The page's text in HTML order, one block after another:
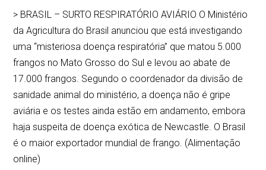
> BRASIL – SURTO RESPIRATÓRIO AVIÁRIO O Ministério
da Agricultura do Brasil anunciou que está investigando
uma “misteriosa doença respiratória” que matou 5.000
frangos no Mato Grosso do Sul e levou ao abate de
17.000 frangos. Segundo o coordenador da divisão de
sanidade animal do ministério, a doença não é gripe
aviária e os testes ainda estão em andamento, embora
haja suspeita de doença exótica de Newcastle. O Brasil
é o maior exportador mundial de frango. (Alimentação
online)